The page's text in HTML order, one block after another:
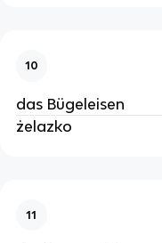
10
das Bügeleisen
żelazko
11